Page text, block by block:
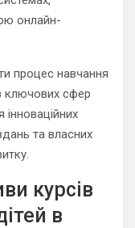
онлайн-
процес навчання
ключових сфер
та власних
курсів
в